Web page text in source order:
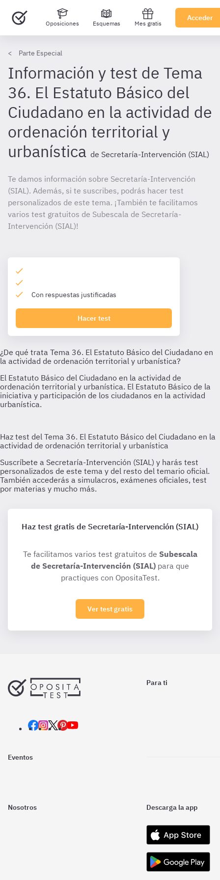
Oposiciones Esquemas Mes gratis
Acceder
Parte Especial
Información y test de Tema
36. El Estatuto Básico del
Ciudadano en la actividad de
ordenación territorial y
urbanística de Secretaría-Intervención (SIAL)
Te damos información sobre Secretaría-Intervención
(SIAL). Además, si te suscribes, podrás hacer test
personalizados de este tema. ¡También te facilitamos
varios test gratuitos de Subescala de Secretaría-
Intervención (SIAL)!
Con respuestas justificadas
Hacer test
Haz test gratis de Secretaría-Intervención (SIAL)
Te facilitamos varios test gratuitos de Subescala
de Secretaría-Intervención (SIAL) para que
practiques con OpositaTest.
Ver test gratis
Para ti
Eventos
Nosotros Descarga la app